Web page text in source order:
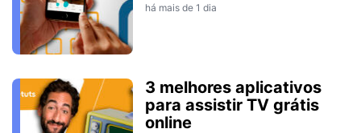
há mais de 1 dia
3 melhores aplicativos
para assistir TV grátis
online